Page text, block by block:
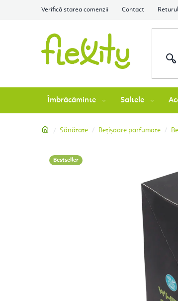
Verifică starea comenzii Contact
Îmbrăcăminte Saltele
AcasăSănătate Bețișoare parfumate
Bestseller